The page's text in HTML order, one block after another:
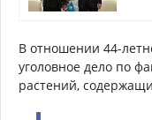
В отношении 44-
уголовное дело по
растений,